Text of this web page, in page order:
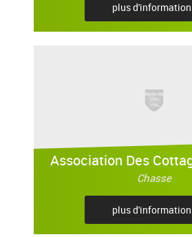
plus
Association Des
Chasse
plus